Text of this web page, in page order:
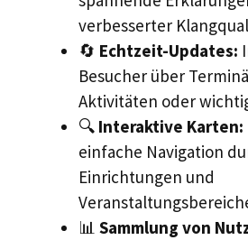
verbesserter
🔄 Echtzeit-Updates:
Besucher über
Aktivitäten oder
🔍 Interaktive Karten:
einfache Navigation
Einrichtungen und
📊 Sammlung von